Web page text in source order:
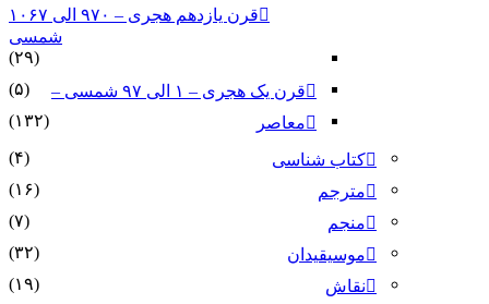
قرن یازدهم هجری – ۹۷۰ الی ۱۰۶۷
شمسی
(۲۹)
قرن یک هجری – ۱ الی ۹۷ شمسی –
(۵)
معاصر
(۱۳۲)
کتاب شناسی
(۴)
مترجم
(۱۶)
منجم
(۷)
موسیقیدان
(۳۲)
نقاش
(۱۹)